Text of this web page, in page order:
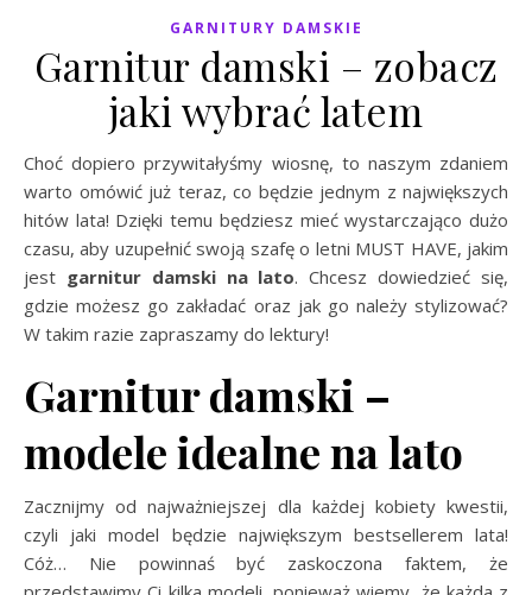
GARNITURY DAMSKIE
Garnitur damski – zobacz
jaki wybrać latem
Choć dopiero przywitałyśmy wiosnę, to naszym zdaniem
warto omówić już teraz, co będzie jednym z największych
hitów lata! Dzięki temu będziesz mieć wystarczająco dużo
czasu, aby uzupełnić swoją szafę o letni MUST HAVE, jakim
jest garnitur damski na lato. Chcesz dowiedzieć się,
gdzie możesz go zakładać oraz jak go należy stylizować?
W takim razie zapraszamy do lektury!
Garnitur damski –
modele idealne na lato
Zacznijmy od najważniejszej dla każdej kobiety kwestii,
czyli jaki model będzie największym bestsellerem lata!
Cóż… Nie powinnaś być zaskoczona faktem, że